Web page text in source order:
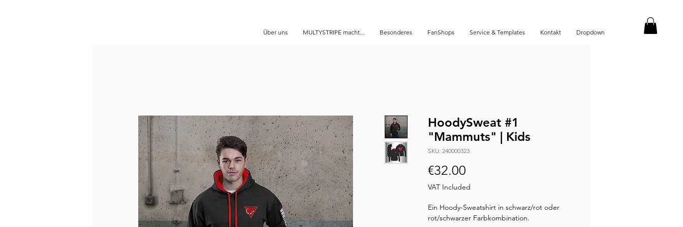
Über uns MULTYSTRIPE macht... Besonderes FanShops Service & Templates Kontakt Dropdown
HoodySweat #1
"Mammuts" | Kids
SKU: 240000323
€32.00
VAT Included
Ein Hoody-Sweatshirt in schwarz/rot oder
rot/schwarzer Farbkombination.